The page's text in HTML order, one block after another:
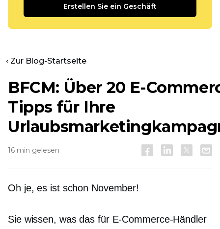
Erstellen Sie ein Geschäft
‹ Zur Blog-Startseite
BFCM: Über 20 E-
Tipps für Ihre
16 min gelesen
Oh je, es ist schon November!
Sie wissen, was das für E-Commerce-Händler